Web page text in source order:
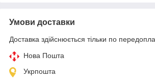
Умови доставки
Доставка здійснюється тільки по
Нова Пошта
Укрпошта